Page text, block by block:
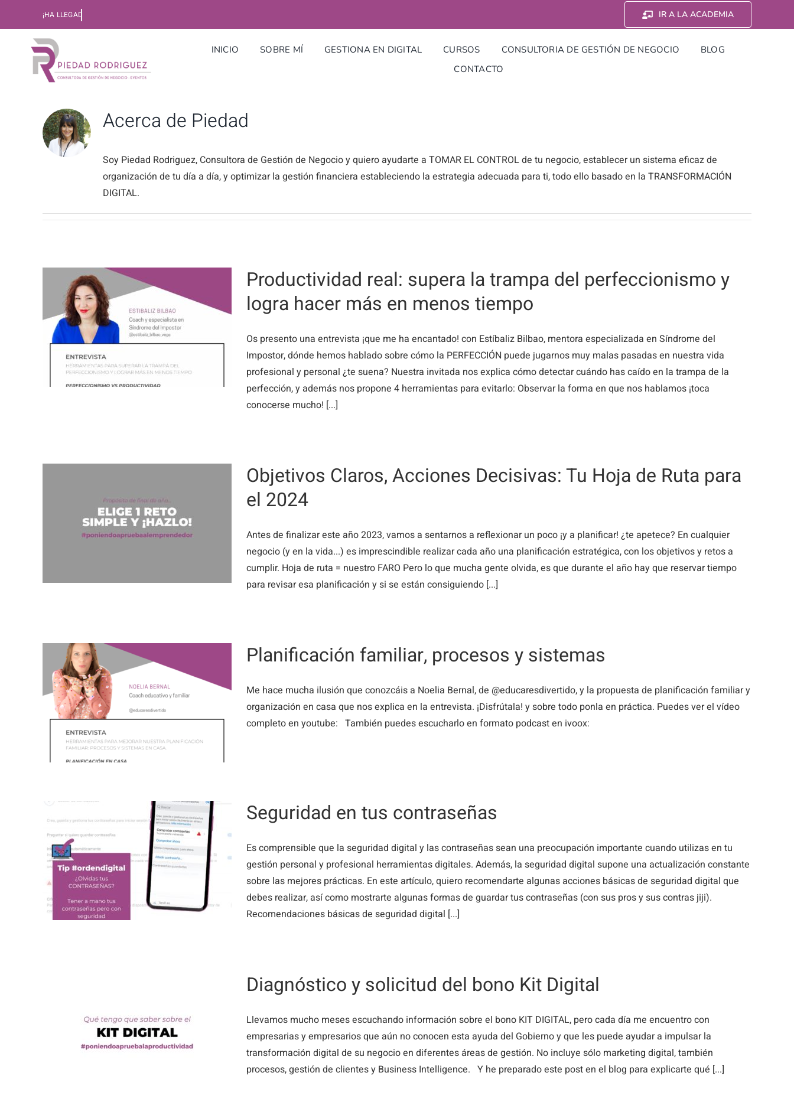
contenido
IR A LA ACADEMIA
INICIO SOBRE MÍ GESTIONA EN DIGITAL CURSOS CONSULTORIA DE GESTIÓN DE NEGOCIO
BLOG
CONTACTO
Acerca de Piedad
Soy Piedad Rodriguez, Consultora de Gestión de Negocio y quiero ayudarte a TOMAR EL CONTROL de tu negocio, establecer un sistema eficaz de
organización de tu día a día, y optimizar la gestión financiera estableciendo la estrategia adecuada para ti, todo ello basado en la TRANSFORMACIÓN
DIGITAL.
Productividad real: supera la trampa del perfeccionismo y
logra hacer más en menos tiempo
Os presento una entrevista ¡que me ha encantado! con Estíbaliz Bilbao, mentora especializada en Síndrome del
Impostor, dónde hemos hablado sobre cómo la PERFECCIÓN puede jugarnos muy malas pasadas en nuestra vida
profesional y personal ¿te suena? Nuestra invitada nos explica cómo detectar cuándo has caído en la trampa de la
perfección, y además nos propone 4 herramientas para evitarlo: Observar la forma en que nos hablamos ¡toca
conocerse mucho! [...]
Objetivos Claros, Acciones Decisivas: Tu Hoja de Ruta para
el 2024
Antes de finalizar este año 2023, vamos a sentarnos a reflexionar un poco ¡y a planificar! ¿te apetece? En cualquier
negocio (y en la vida...) es imprescindible realizar cada año una planificación estratégica, con los objetivos y retos a
cumplir. Hoja de ruta = nuestro FARO Pero lo que mucha gente olvida, es que durante el año hay que reservar tiempo
para revisar esa planificación y si se están consiguiendo [...]
Planificación familiar, procesos y sistemas
Me hace mucha ilusión que conozcáis a Noelia Bernal, de @educaresdivertido, y la propuesta de planificación familiar y
organización en casa que nos explica en la entrevista. ¡Disfrútala! y sobre todo ponla en práctica. Puedes ver el vídeo
completo en youtube: También puedes escucharlo en formato podcast en ivoox:
Seguridad en tus contraseñas
Es comprensible que la seguridad digital y las contraseñas sean una preocupación importante cuando utilizas en tu
gestión personal y profesional herramientas digitales. Además, la seguridad digital supone una actualización constante
sobre las mejores prácticas. En este artículo, quiero recomendarte algunas acciones básicas de seguridad digital que
debes realizar, así como mostrarte algunas formas de guardar tus contraseñas (con sus pros y sus contras jiji).
Recomendaciones básicas de seguridad digital [...]
Diagnóstico y solicitud del bono Kit Digital
Llevamos mucho meses escuchando información sobre el bono KIT DIGITAL, pero cada día me encuentro con
empresarias y empresarios que aún no conocen esta ayuda del Gobierno y que les puede ayudar a impulsar la
transformación digital de su negocio en diferentes áreas de gestión. No incluye sólo marketing digital, también
procesos, gestión de clientes y Business Intelligence. Y he preparado este post en el blog para explicarte qué [...]